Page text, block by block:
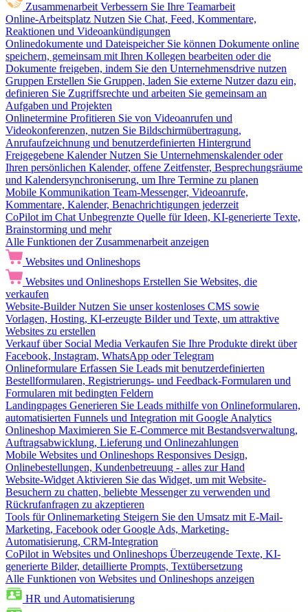
Zusammenarbeit Verbessern Sie Ihre Teamarbeit
Online-Arbeitsplatz Nutzen Sie Chat, Feed, Kommentare,
Reaktionen und Videoankündigungen
Onlinedokumente und Dateispeicher Sie können Dokumente online
speichern, gemeinsam mit Ihren Kollegen bearbeiten oder die
Dokumente freigeben, indem Sie den Unternehmensdrive nutzen
Gruppen Erstellen Sie Gruppen, laden Sie externe Nutzer dazu ein,
definieren Sie Zugriffsrechte und arbeiten Sie gemeinsam an
Aufgaben und Projekten
Onlinetermine Profitieren Sie von Videoanrufen und
Videokonferenzen, nutzen Sie Bildschirmübertragung,
Anrufaufzeichnung und benutzerdefinierten Hintergrund
Freigegebene Kalender Nutzen Sie Unternehmenskalender oder
Ihren persönlichen Kalender, offene Zeitfenster, Besprechungsräume
und Kalendersynchroniserung, um Ihre Termine zu planen
Mobile Kommunikation Team-Messenger, Videoanrufe,
Kommentare, Kalender, Benachrichtigungen jederzeit
CoPilot im Chat Unbegrenzte Quelle für Ideen, KI-generierte Texte,
Brainstorming und mehr
Alle Funktionen der Zusammenarbeit anzeigen
Websites und Onlineshops
Websites und Onlineshops Erstellen Sie Websites, die
verkaufen
Website-Builder Nutzen Sie unser kostenloses CMS sowie
Vorlagen, Hosting, KI-erzeugte Bilder und Texte, um attraktive
Websites zu erstellen
Verkauf über Social Media Verkaufen Sie Ihre Produkte direkt über
Facebook, Instagram, WhatsApp oder Telegram
Onlineformulare Erfassen Sie Leads mit benutzerdefinierten
Bestellformularen, Registrierungs- und Feedback-Formularen und
Formularen mit bedingten Feldern
Landingpages Generieren Sie Leads mithilfe von Onlineformularen,
automatisierten Funnels und Integration mit Google Analytics
Onlineshop Maximieren Sie E-Commerce mit Bestandsverwaltung,
Auftragsabwicklung, Lieferung und Onlinezahlungen
Mobile Websites und Onlineshops Responsives Design,
Onlinebestellungen, Kundenbetreuung - alles zur Hand
Website-Widget Aktivieren Sie das Widget, um mit Website-
Besuchern zu chatten, beliebte Messenger zu verwenden und
Rückrufanfragen zu akzeptieren
Tools für Onlinemarketing Steigern Sie den Umsatz mit E-Mail-
Marketing, Facebook oder Google Ads, Marketing-
Automatisierung, CRM-Integration
CoPilot in Websites und Onlineshops Überzeugende Texte, KI-
generierte Bilder, detaillierte Prompts, Textübersetzung
Alle Funktionen von Websites und Onlineshops anzeigen
HR und Automatisierung